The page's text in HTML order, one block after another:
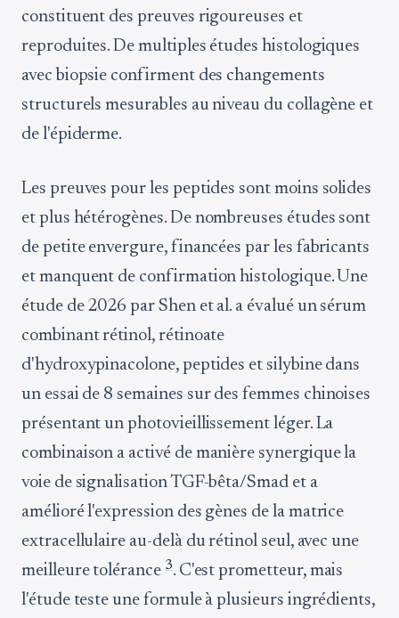
constituent des preuves rigoureuses et
reproduites. De multiples études histologiques
avec biopsie confirment des changements
structurels mesurables au niveau du collagène et
de l'épiderme.
Les preuves pour les peptides sont moins solides
et plus hétérogènes. De nombreuses études sont
de petite envergure, financées par les fabricants
et manquent de confirmation histologique. Une
étude de 2026 par Shen et al. a évalué un sérum
combinant rétinol, rétinoate
d'hydroxypinacolone, peptides et silybine dans
un essai de 8 semaines sur des femmes chinoises
présentant un photovieillissement léger. La
combinaison a activé de manière synergique la
voie de signalisation TGF-bêta/Smad et a
amélioré l'expression des gènes de la matrice
extracellulaire au-delà du rétinol seul, avec une
meilleure tolérance 3. C'est prometteur, mais
l'étude teste une formule à plusieurs ingrédients,